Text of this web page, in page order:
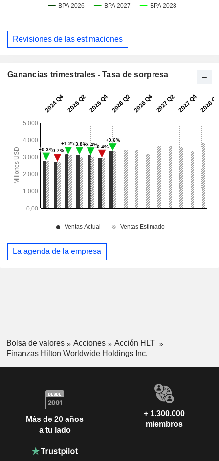
Revisiones de las estimaciones
Ganancias trimestrales - Tasa de sorpresa
La agenda de la empresa
Bolsa de valores Acciones
Acción HLT
Finanzas Hilton Worldwide Holdings Inc.
Más de 20 años
a tu lado
+ 1.300.000
miembros